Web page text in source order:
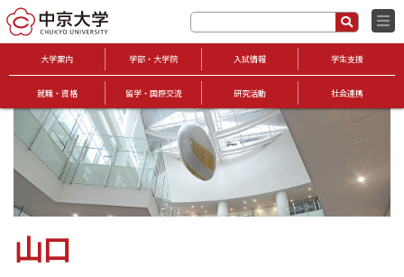
大学案内 学部・大学院 入試情報 学生支援
就職・資格 留学・国際交流 研究活動 社会連携
山口